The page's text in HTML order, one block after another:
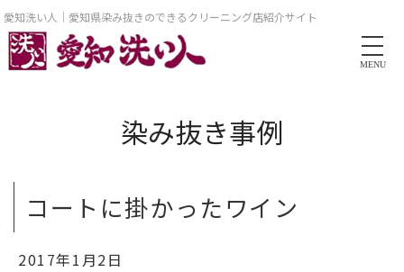
愛知洗い人｜愛知県染み抜きのできるクリーニング店紹介サイト
MENU
染み抜き事例
コートに掛かったワイン
2017年1月2日